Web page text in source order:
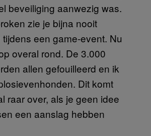
beveiliging aanwezig was.
zie je bijna nooit
een game-event. Nu
overal rond. De 3.000
allen gefouilleerd en ik
Dit komt
raar over, als je geen idee
een aanslag hebben